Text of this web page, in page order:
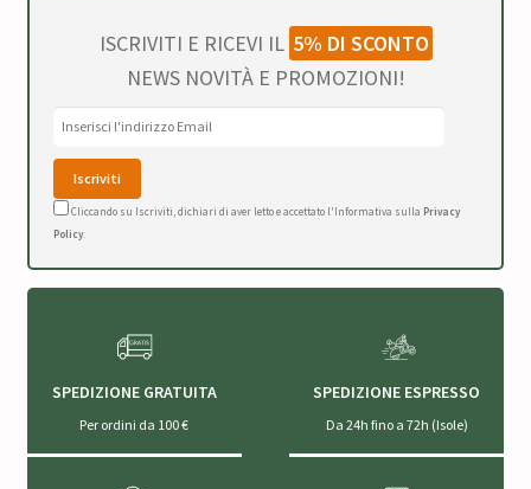
ISCRIVITI E RICEVI IL 5% DI SCONTO
NEWS NOVITÀ E PROMOZIONI!
Cliccando su Iscriviti, dichiari di aver letto e accettato l'Informativa sulla Privacy
Policy.
SPEDIZIONE GRATUITA
Per ordini da 100 €
SPEDIZIONE ESPRESSO
Da 24h fino a 72h (Isole)